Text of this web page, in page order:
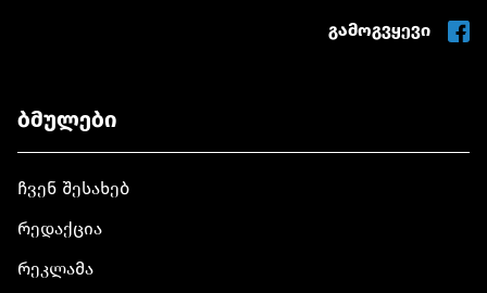
გამოგვყევი
ბმულები
ჩვენ შესახებ
რედაქცია
რეკლამა